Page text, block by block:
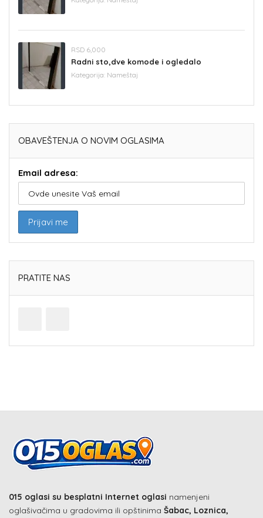
RSD 6,000
Radni sto,dve komode i ogledalo
Kategorija: Nameštaj
OBAVEŠTENJA O NOVIM OGLASIMA
Email adresa:
PRATITE NAS
015 oglasi su besplatni Internet oglasi namenjeni
oglašivačima u gradovima ili opštinima Šabac, Loznica,